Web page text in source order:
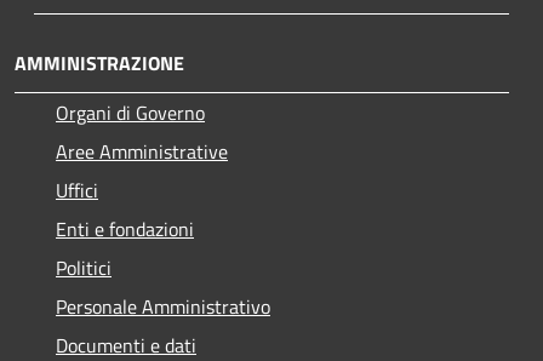
AMMINISTRAZIONE
Organi di Governo
Aree Amministrative
Uffici
Enti e fondazioni
Politici
Personale Amministrativo
Documenti e dati